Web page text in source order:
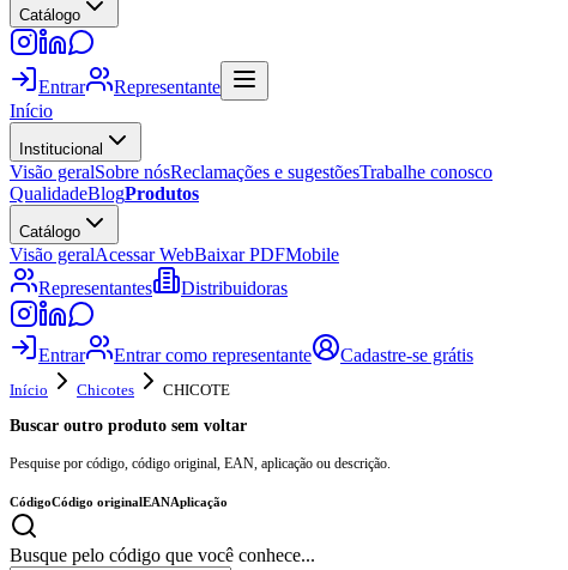
Catálogo
Entrar
Representante
Início
Institucional
Visão geralSobre nósReclamações e sugestõesTrabalhe conosco
QualidadeBlogProdutos
Catálogo
Visão geralAcessar WebBaixar PDFMobile
Representantes
Distribuidoras
Entrar Entrar como representante Cadastre-se grátis
Início Chicotes
CHICOTE
Buscar outro produto sem voltar
Pesquise por código, código original, EAN, aplicação ou descrição.
CódigoCódigo originalEANAplicação
Busque pelo código que você conhe